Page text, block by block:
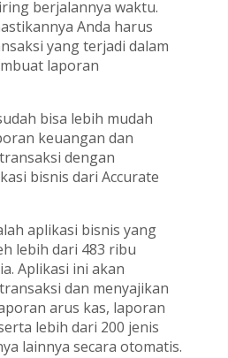
berjalannya waktu.
Anda harus
yang terjadi dalam
laporan
bisa lebih mudah
keuangan dan
dengan
bisnis dari Accurate
aplikasi bisnis yang
lebih dari 483 ribu
Aplikasi ini akan
dan menyajikan
arus kas, laporan
lebih dari 200 jenis
lainnya secara otomatis.